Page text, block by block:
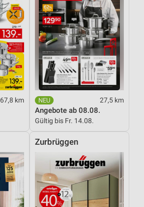
67,8 km 27,5 km
Angebote ab 08.08.
Gültig bis Fr. 14.08.
Zurbrüggen